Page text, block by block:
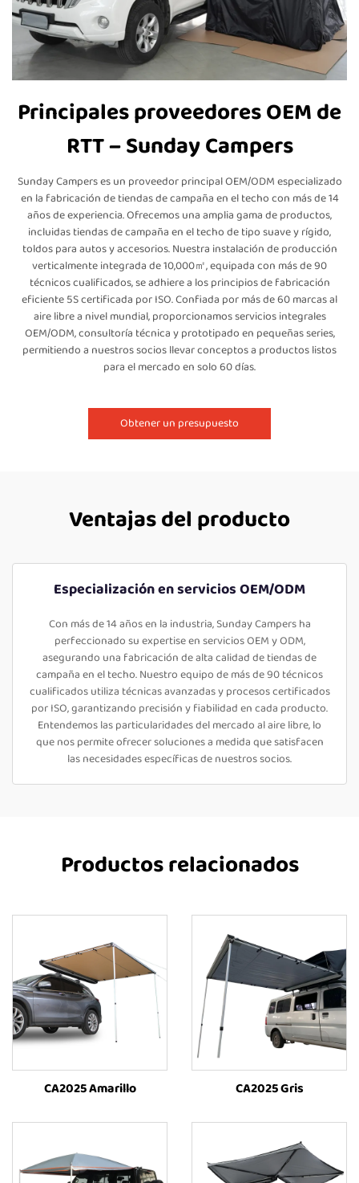
Principales proveedores OEM de
RTT – Sunday Campers
Sunday Campers es un proveedor principal OEM/ODM especializado
en la fabricación de tiendas de campaña en el techo con más de 14
años de experiencia. Ofrecemos una amplia gama de productos,
incluidas tiendas de campaña en el techo de tipo suave y rígido,
toldos para autos y accesorios. Nuestra instalación de producción
verticalmente integrada de 10,000㎡, equipada con más de 90
técnicos cualificados, se adhiere a los principios de fabricación
eficiente 5S certificada por ISO. Confiada por más de 60 marcas al
aire libre a nivel mundial, proporcionamos servicios integrales
OEM/ODM, consultoría técnica y prototipado en pequeñas series,
permitiendo a nuestros socios llevar conceptos a productos listos
para el mercado en solo 60 días.
Obtener un presupuesto
Ventajas del producto
Especialización en servicios OEM/ODM
Con más de 14 años en la industria, Sunday Campers ha
perfeccionado su expertise en servicios OEM y ODM,
asegurando una fabricación de alta calidad de tiendas de
campaña en el techo. Nuestro equipo de más de 90 técnicos
cualificados utiliza técnicas avanzadas y procesos certificados
por ISO, garantizando precisión y fiabilidad en cada producto.
Entendemos las particularidades del mercado al aire libre, lo
que nos permite ofrecer soluciones a medida que satisfacen
las necesidades específicas de nuestros socios.
Productos relacionados
CA2025 Amarillo CA2025 Gris